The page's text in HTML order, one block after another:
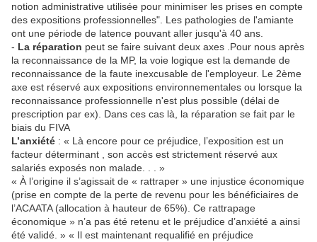
notion administrative utilisée pour minimiser les prises en compte
des expositions professionnelles". Les pathologies de l'amiante
ont une période de latence pouvant aller jusqu'à 40 ans.
- La réparation peut se faire suivant deux axes .Pour nous après
la reconnaissance de la MP, la voie logique est la demande de
reconnaissance de la faute inexcusable de l'employeur. Le 2ème
axe est réservé aux expositions environnementales ou lorsque la
reconnaissance professionnelle n'est plus possible (délai de
prescription par ex). Dans ces cas là, la réparation se fait par le
biais du FIVA
L’anxiété : « Là encore pour ce préjudice, l’exposition est un
facteur déterminant , son accès est strictement réservé aux
salariés exposés non malade. . . »
« À l’origine il s’agissait de « rattraper » une injustice économique
(prise en compte de la perte de revenu pour les bénéficiaires de
l’ACAATA (allocation à hauteur de 65%). Ce rattrapage
économique » n’a pas été retenu et le préjudice d’anxiété a ainsi
été validé. » « Il est maintenant requalifié en préjudice